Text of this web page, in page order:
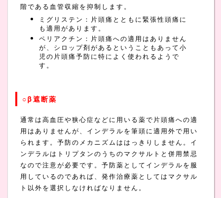
階である血管収縮を抑制します。
ミグリステン：片頭痛とともに緊張性頭痛に
も適用があります。
ペリアクチン：片頭痛への適用はありません
が、シロップ剤があるということもあって小
児の片頭痛予防に特によく使われるようで
す。
○β遮断薬
通常は高血圧や狭心症などに用いる薬で片頭痛への適
用はありませんが、インデラルを筆頭に適用外で用い
られます。予防のメカニズムははっきりしません。イ
ンデラルはトリプタンのうちのマクサルトと併用禁忌
なので注意が必要です。予防薬としてインデラルを服
用しているのであれば、発作治療薬としてはマクサル
ト以外を選択しなければなりません。